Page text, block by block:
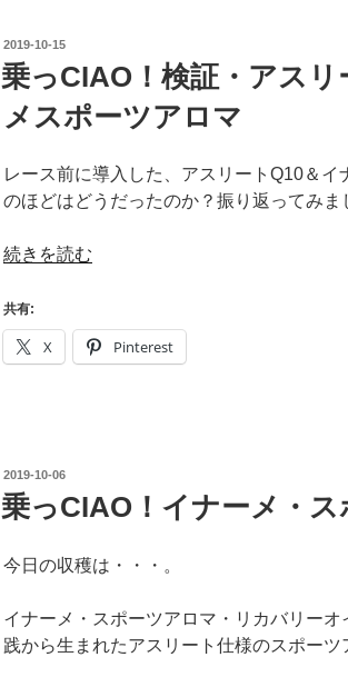
ポ
ー
ツ
ア
マ
Ｗ
Ｎ
Ｅ
Ｒ
～
ｌ
～”
投
稿
日:
2019-10-15
乗っCIAO！検証・アスリ
メスポーツアロマ
レース前に導入した、アスリートQ10＆
のほどはどうだったのか？振り返ってみま
“乗
CIAO！
検
証・
ー
ト
Q10
イ
ー
メ
続きを読む
共有:
X Pinterest
投
稿
日:
2019-10-06
乗っCIAO！イナーメ・
今日の収穫は・・・。
イナーメ・スポーツアロマ・リカバリー
践から生まれたアスリート仕様のスポーツ